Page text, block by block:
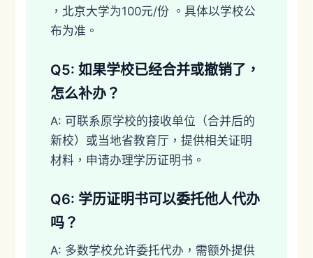
，北京大学为100元/份 。具体以学校公
布为准。
Q5: 如果学校已经合并或撤销了，
怎么补办？
A: 可联系原学校的接收单位（合并后的
新校）或当地省教育厅，提供相关证明
材料，申请办理学历证明书。
Q6: 学历证明书可以委托他人代办
吗？
A: 多数学校允许委托代办，需额外提供